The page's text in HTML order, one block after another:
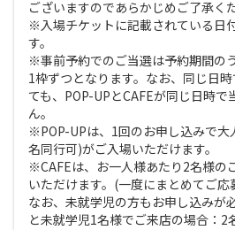
ございますのであらかじめご了承く
※入場チケットに記載されている日
す。
※事前予約でのご当選は予約期間の
1枠ずつとなります。なお、同じ日
ても、POP-UPとCAFEが同じ日時
ん。
※POP-UPは、1回のお申し込みで大
名同行可)がご入場いただけます。
※CAFEは、お一人様あたり2名様の
いただけます。(一度にまとめてご応
なお、未就学児の方もお申し込みが
と未就学児1名様でご来店の場合：2